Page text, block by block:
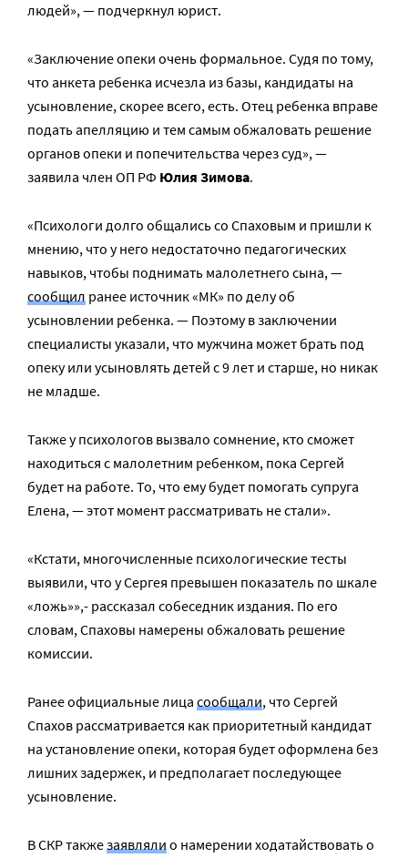
людей», — подчеркнул юрист.
«Заключение опеки очень формальное. Судя по тому,
что анкета ребенка исчезла из базы, кандидаты на
усыновление, скорее всего, есть. Отец ребенка вправе
подать апелляцию и тем самым обжаловать решение
органов опеки и попечительства через суд», —
заявила член ОП РФ Юлия Зимова.
«Психологи долго общались со Спаховым и пришли к
мнению, что у него недостаточно педагогических
навыков, чтобы поднимать малолетнего сына, —
сообщил ранее источник «МК» по делу об
усыновлении ребенка. — Поэтому в заключении
специалисты указали, что мужчина может брать под
опеку или усыновлять детей с 9 лет и старше, но никак
не младше.
Также у психологов вызвало сомнение, кто сможет
находиться с малолетним ребенком, пока Сергей
будет на работе. То, что ему будет помогать супруга
Елена, — этот момент рассматривать не стали».
«Кстати, многочисленные психологические тесты
выявили, что у Сергея превышен показатель по шкале
«ложь»»,- рассказал собеседник издания. По его
словам, Спаховы намерены обжаловать решение
комиссии.
Ранее официальные лица сообщали, что Сергей
Спахов рассматривается как приоритетный кандидат
на установление опеки, которая будет оформлена без
лишних задержек, и предполагает последующее
усыновление.
В СКР такжезаявлялио намерении ходатайствовать о